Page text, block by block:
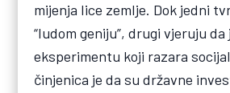
mijenja lice zemlje. Dok jedni
“ludom geniju”, drugi vjeruju da
eksperimentu koji razara
činjenica je da su državne